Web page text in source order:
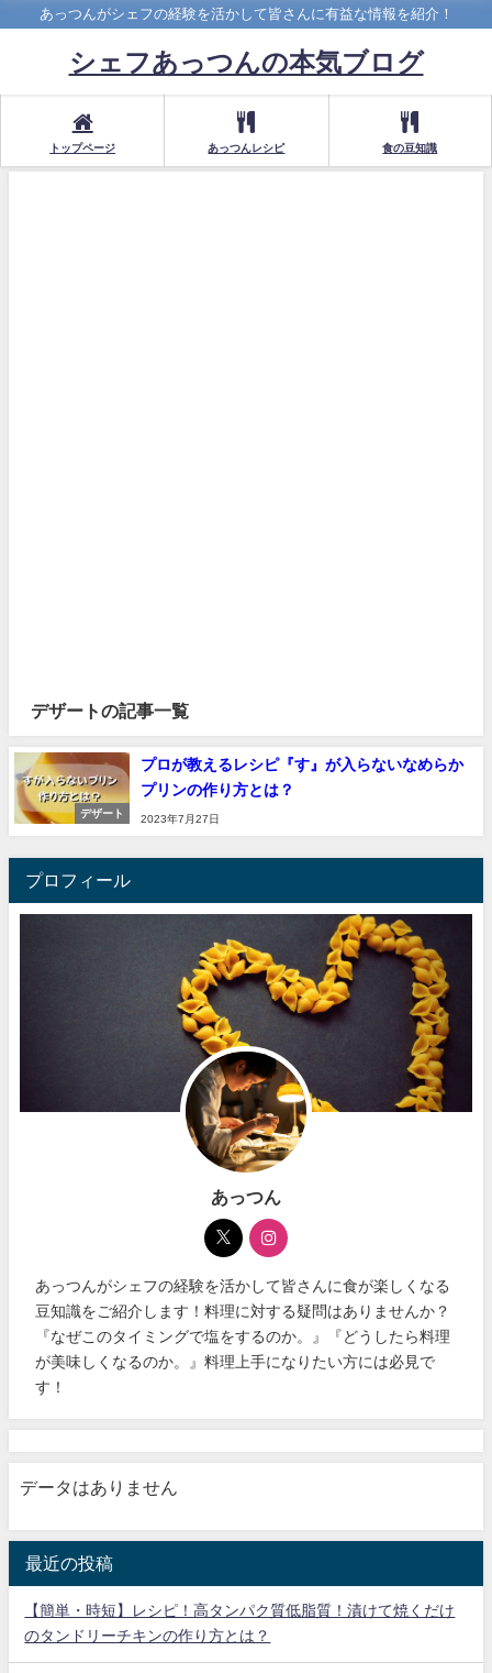
あっつんがシェフの経験を活かして皆さんに有益な情報を紹介！
シェフあっつんの本気ブログ
トップページ あっつんレシピ 食の豆知識
デザートの記事一覧
デザート
プロが教えるレシピ『す』が入らないなめらか
プリンの作り方とは？
2023年7月27日
プロフィール
あっつん
あっつんがシェフの経験を活かして皆さんに食が楽しくなる
豆知識をご紹介します！料理に対する疑問はありませんか？
『なぜこのタイミングで塩をするのか。』『どうしたら料理
が美味しくなるのか。』料理上手になりたい方には必見で
す！
データはありません
最近の投稿
【簡単・時短】レシピ！高タンパク質低脂質！漬けて焼くだけ
のタンドリーチキンの作り方とは？